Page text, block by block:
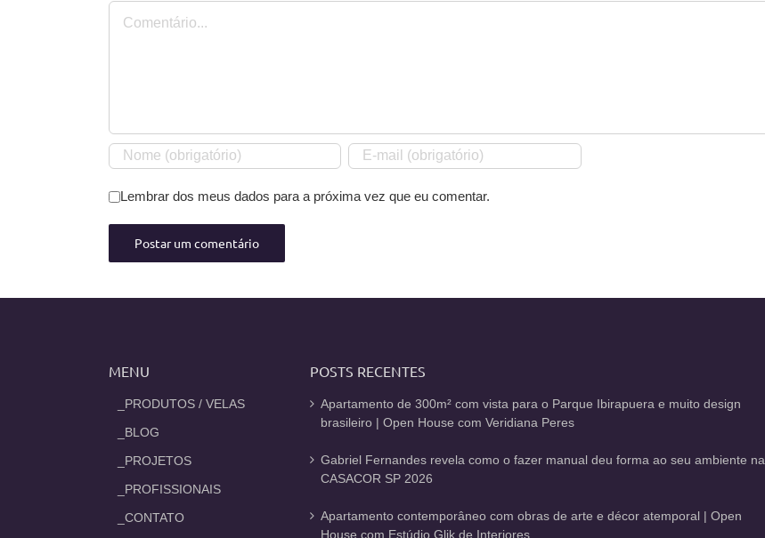
Comentário
Lembrar dos meus dados para a próxima vez que eu comentar.
MENU
_PRODUTOS / VELAS
_BLOG
_PROJETOS
_PROFISSIONAIS
_CONTATO
POSTS RECENTES
Apartamento de 300m² com vista para o Parque Ibirapuera e muito design
brasileiro | Open House com Veridiana Peres
Gabriel Fernandes revela como o fazer manual deu forma ao seu ambiente na
CASACOR SP 2026
Apartamento contemporâneo com obras de arte e décor atemporal | Open
House com Estúdio Glik de Interiores